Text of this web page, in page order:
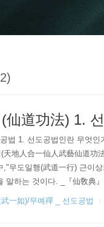
仙道功法) 1.
법 1. 선도공법인란 무엇
天地人合一仙人武藝仙道功
,"무도일행(武道一行) 근이
말하는 것이다. _『仙敎典
자(尋究者) 취정원사(聚正
一如)/무예禪 _ 선도공법